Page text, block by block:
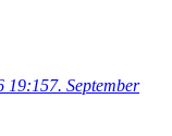
19:157. September